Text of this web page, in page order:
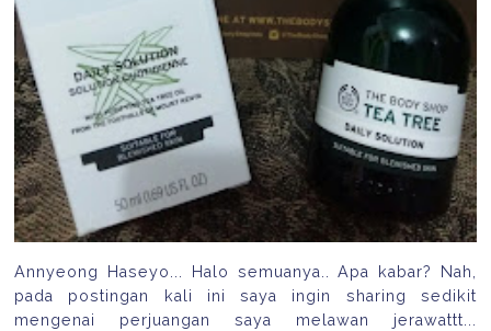
Annyeong Haseyo... Halo semuanya.. Apa kabar? Nah,
pada postingan kali ini saya ingin sharing sedikit
mengenai perjuangan saya melawan jerawattt...